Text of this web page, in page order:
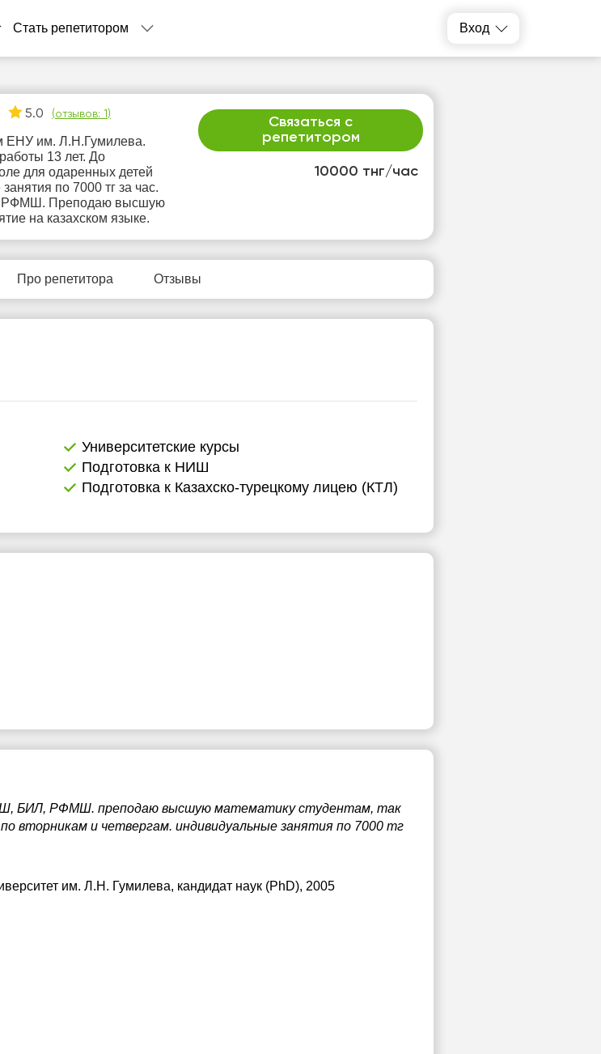
Стать репетитором Вход
10000 тнг/час
Связаться с
репетитором
5.0 (отзывов: 1 )
ЕНУ им. Л.Н.Гумилева.
13 лет. До
для одаренных детей
по 7000 тг за час.
РФМШ. Преподаю высшую
на казахском языке.
Про репетитора Отзывы
Университетские курсы
Подготовка к НИШ
Подготовка к Казахско-турецкому лицею (КТЛ)
БИЛ, РФМШ. преподаю высшую математику студентам, так
вторникам и четвергам. индивидуальные занятия по 7000 тг
им. Л.Н. Гумилева, кандидат наук (PhD), 2005
вт
11
ср
12
13
14
Нет
свободных
Нет
свободных
свободных
свободных